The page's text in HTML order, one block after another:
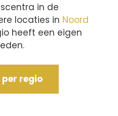
in de
locaties in Noord
heeft een eigen
regio